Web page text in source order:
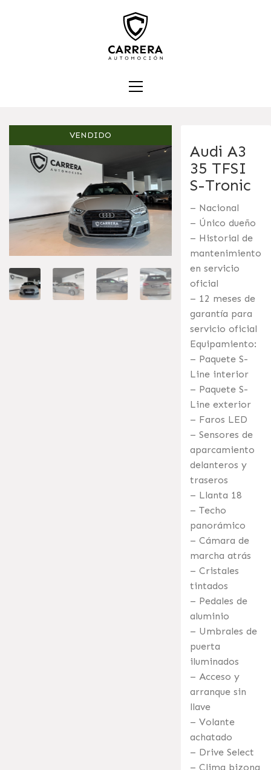
VENDIDO
Audi A3
35 TFSI
S-Tronic
– Nacional
– Único dueño
– Historial de
mantenimiento
en servicio
oficial
– 12 meses de
garantía para
servicio oficial
Equipamiento:
– Paquete S-
Line interior
– Paquete S-
Line exterior
– Faros LED
– Sensores de
aparcamiento
delanteros y
traseros
– Llanta 18
– Techo
panorámico
– Cámara de
marcha atrás
– Cristales
tintados
– Pedales de
aluminio
– Umbrales de
puerta
iluminados
– Acceso y
arranque sin
llave
– Volante
achatado
– Drive Select
– Clima bizona